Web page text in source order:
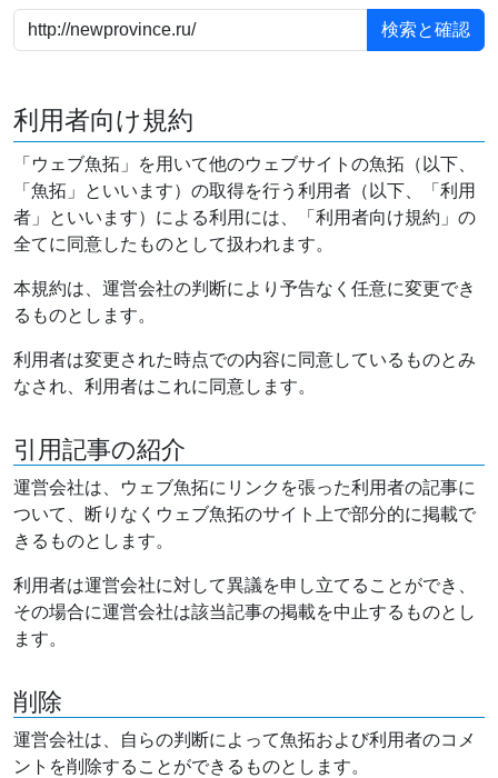
利用者向け規約
「ウェブ魚拓」を用いて他のウェブサイトの魚拓（以下、
「魚拓」といいます）の取得を行う利用者（以下、「利用
者」といいます）による利用には、「利用者向け規約」の
全てに同意したものとして扱われます。
本規約は、運営会社の判断により予告なく任意に変更でき
るものとします。
利用者は変更された時点での内容に同意しているものとみ
なされ、利用者はこれに同意します。
引用記事の紹介
運営会社は、ウェブ魚拓にリンクを張った利用者の記事に
ついて、断りなくウェブ魚拓のサイト上で部分的に掲載で
きるものとします。
利用者は運営会社に対して異議を申し立てることができ、
その場合に運営会社は該当記事の掲載を中止するものとし
ます。
削除
運営会社は、自らの判断によって魚拓および利用者のコメ
ントを削除することができるものとします。